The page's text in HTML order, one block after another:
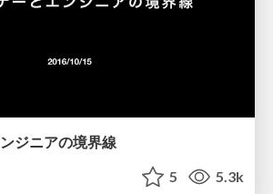
ジニアの境界線
5 5.3k